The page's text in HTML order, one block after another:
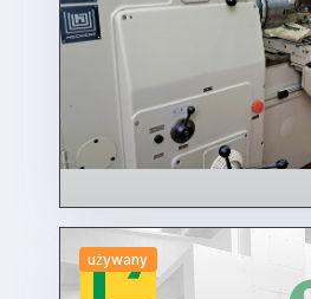
używany